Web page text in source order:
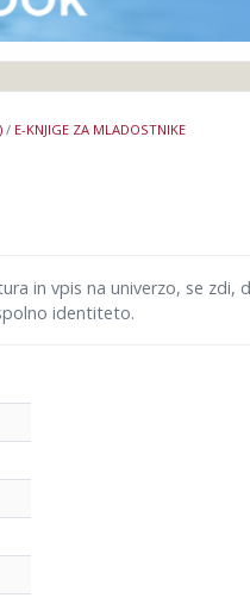
/ E-KNJIGE ZA MLADOSTNIKE
in vpis na univerzo, se zdi,
identiteto.